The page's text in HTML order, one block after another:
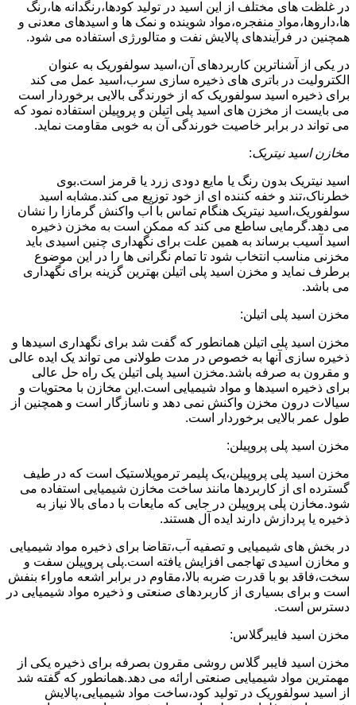
در غلظت های مختلف از این اسید در تولید کودها،رنگدانه ها،رنگ
ها،داروها،مواد منفجره،مواد شوینده و نمک ها و اسیدهای معدنی و
همچنین در فرآیندهای پالایش نفت و متالورژی استفاده می شود.
در یکی از آشناترین کاربردهای آن،اسید سولفوریک به عنوان
الکترولیت در باتری های ذخیره سازی سرب،اسید عمل می کند
برای ذخیره اسید سولفوریک که از خورندگی بالایی برخوردار است
می بایست از مخزن های اسید پلی اتیلن و پروپیلن استفاده نمود که
می تواند در برابر خاصیت خورندگی آن به خوبی مقاومت نماید.
مخازن اسید نیتریک:
اسید نیتریک بدون رنگ یا مایع دودی زرد یا قرمز است.بوی
خطرناک،تند و خفه کننده ای از خود توزیع می کند.مشابه اسید
سولفوریک،اسید نیتریک هنگام تماس با آب واکنش گرمازا را نشان
می دهد.گرمایی ساطع می کند که ممکن است به مخزن ذخیره
اسید آسیب برساند به همین علت برای نگهداری چنین اسیدی باید
مخزنی مناسب انتخاب شود تا تمام نگرانی ها را در این موضوع
برطرف نماید و مخزن اسید پلی اتیلن بهترین گزینه برای نگهداری
می باشد.
مخزن اسید پلی اتیلن:
مخزن اسید پلی اتیلن همانطور که گفت شد برای نگهداری اسیدها و
ذخیره سازی آنها به خصوص در مدت طولانی می تواند یک ایده عالی
و مقرون به صرفه باشد.مخزن اسید پلی اتیلن یک راه حل عالی
برای ذخیره اسیدها و مواد شیمیایی است.این مخازن با محتویات و
سیالات درون مخزن واکنش نمی دهد و ناسازگار است و همچنین از
طول عمر بالایی برخوردار است.
مخزن اسید پلی پروپیلن:
مخزن اسید پلی پروپیلن،یک پلیمر ترموپلاستیک است که در طیف
گسترده ای از کاربردها مانند ساخت مخازن شیمیایی استفاده می
شود.مخازن پلی پروپیلن در جایی که مایعات با دمای بالا نیاز به
ذخیره یا پردازش دارند ایده آل هستند.
در بخش های شیمیایی و تصفیه آب،تقاضا برای ذخیره مواد شیمیایی
و مخازن اسیدی تهاجمی افزایش یافته است.پلی پروپیلن سفت و
سخت،فاقد بو با قدرت ضربه بالا،مقاوم در برابر اشعه ماوراء بنفش
است و برای بسیاری از کاربردهای صنعتی و ذخیره مواد شیمیایی در
دسترس است.
مخزن اسید فایبرگلاس:
مخزن اسید فایبر گلاس روشی مقرون بصرفه برای ذخیره یکی از
مهمترین مواد شیمیایی صنعتی ارائه می دهد.همانطور که گفته شد
از اسید سولفوریک در تولید کود،ساخت مواد شیمیایی،پالایش